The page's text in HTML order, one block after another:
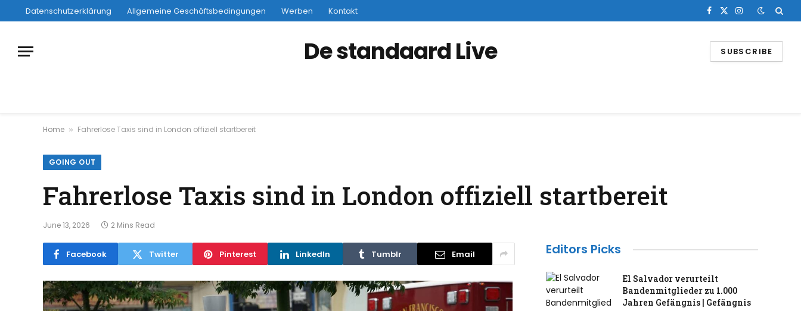
Datenschutzerklärung Allgemeine Geschäftsbedingungen Werben Kontakt Facebook
X
Instagram
De standaard Live SUBSCRIBE
Home » Fahrerlose Taxis sind in London offiziell startbereit
GOING OUT
Fahrerlose Taxis sind in London offiziell startbereit
June 13, 2026 2 Mins Read
Facebook Twitter Pinterest LinkedIn Tumblr Email Editors Picks
El Salvador verurteilt
Bandenmitglieder zu 1.000
Jahren Gefängnis | Gefängnis